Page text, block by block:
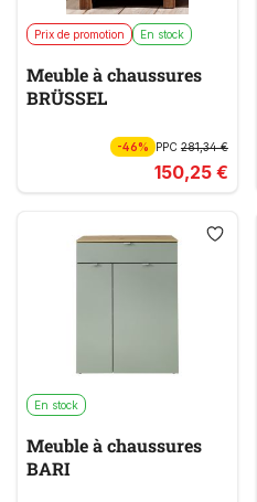
Prix de promotion En stock
Meuble à chaussures
BRÜSSEL
-46% PPC 281,34 €
150,25 €
En stock
Meuble à chaussures
BARI